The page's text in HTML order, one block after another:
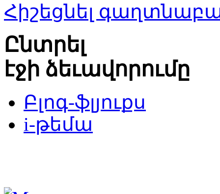
Հիշեցնել
Ընտրել
էջի ձեւավորումը
Բլոգ-ֆլյուքս
i-թեմա